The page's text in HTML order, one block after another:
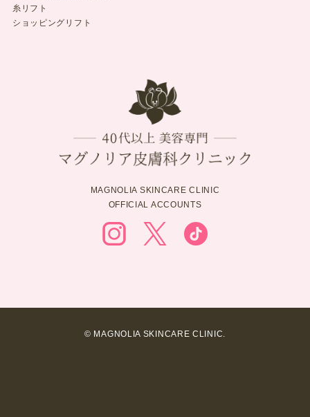
糸リフト
ショッピングリフト
MAGNOLIA SKINCARE CLINIC
OFFICIAL ACCOUNTS
© MAGNOLIA SKINCARE CLINIC.